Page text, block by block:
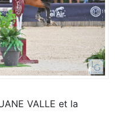
VALLE et la